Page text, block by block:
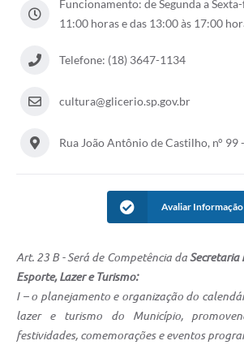
Funcionamento: de Segunda a
11:00 horas e das 13:00 às 17:00
Telefone: (18) 3647-1134
cultura@glicerio.sp.gov.br
Rua João Antônio de Castilho, n° 99
Avaliar Informação
Art. 23 B - Será de Competência daSecretaria
Esporte, Lazer e Turismo:
I – o planejamento e organização do
lazer e turismo do Município,
festividades, comemorações e eventos